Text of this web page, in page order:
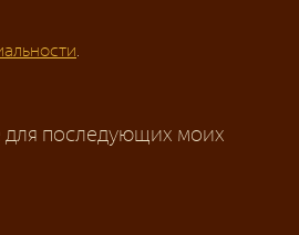
для последующих моих